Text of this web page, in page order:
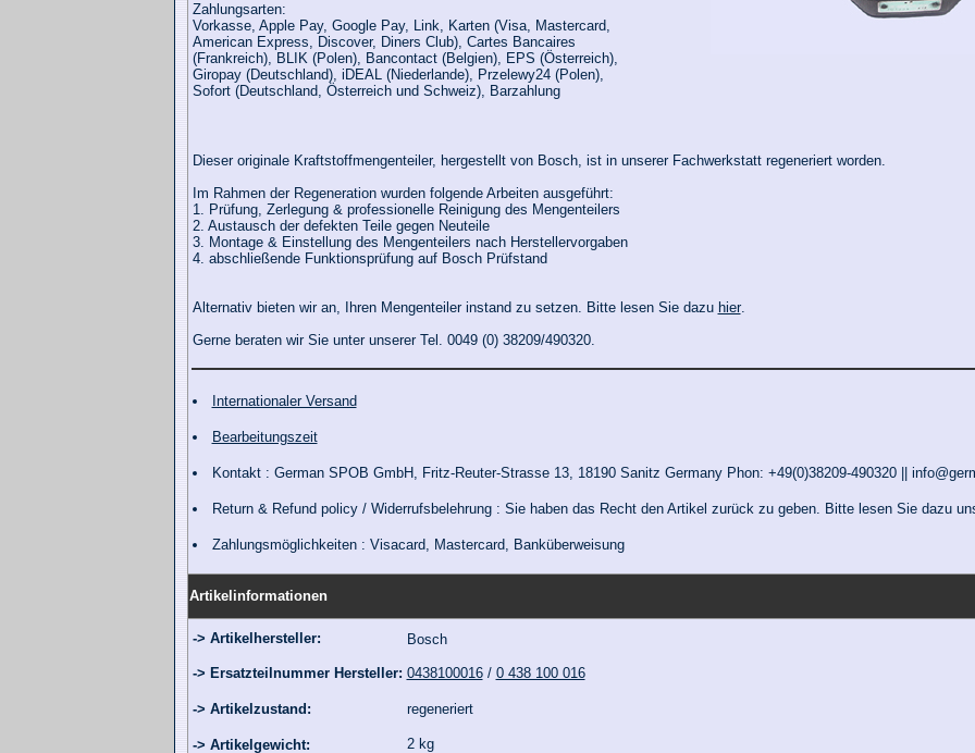
Zahlungsarten:
Vorkasse, Apple Pay, Google Pay, Link, Karten (Visa, Mastercard,
American Express, Discover, Diners Club), Cartes Bancaires
(Frankreich), BLIK (Polen), Bancontact (Belgien), EPS (Österreich),
Giropay (Deutschland), iDEAL (Niederlande), Przelewy24 (Polen),
Sofort (Deutschland, Österreich und Schweiz), Barzahlung
Dieser originale Kraftstoffmengenteiler, hergestellt von Bosch, ist in unserer Fachwerkstatt regeneriert worden.
Im Rahmen der Regeneration wurden folgende Arbeiten ausgeführt:
1. Prüfung, Zerlegung & professionelle Reinigung des Mengenteilers
2. Austausch der defekten Teile gegen Neuteile
3. Montage & Einstellung des Mengenteilers nach Herstellervorgaben
4. abschließende Funktionsprüfung auf Bosch Prüfstand
Alternativ bieten wir an, Ihren Mengenteiler instand zu setzen. Bitte lesen Sie dazu hier.
Gerne beraten wir Sie unter unserer Tel. 0049 (0) 38209/490320.
Internationaler Versand
Bearbeitungszeit
Kontakt : German SPOB GmbH, Fritz-Reuter-Strasse 13, 18190 Sanitz Germany Phon: +49(0)38209-490320 ||
Return & Refund policy / Widerrufsbelehrung : Sie haben das Recht den Artikel zurück zu geben. Bitte lesen Sie dazu
Zahlungsmöglichkeiten : Visacard, Mastercard, Banküberweisung
Artikelinformationen
-> Artikelhersteller: Bosch
-> Ersatzteilnummer Hersteller: 0438100016/ 0 438 100 016
-> Artikelzustand: regeneriert
-> Artikelgewicht: 2 kg